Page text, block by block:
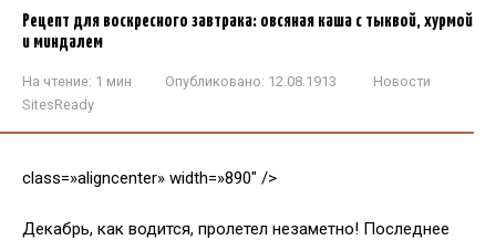
Рецепт для воскресного завтрака: овсяная каша с тыквой, хурмой
и миндалем
На чтение: 1 мин Опубликовано: 12.08.1913
Новости
SitesReady
class=»aligncenter» width=»890″ />
Декабрь, как водится, пролетел незаметно! Последнее